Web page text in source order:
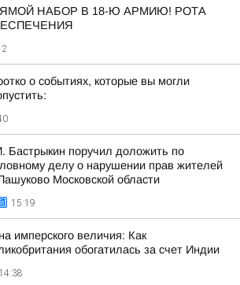
НАБОР В 18-Ю АРМИЮ! РОТА
о событиях, которые вы могли
Бастрыкин поручил доложить по
делу о нарушении прав жителей
Московской области
15:19
имперского величия: Как
обогатилась за счет Индии
14:38